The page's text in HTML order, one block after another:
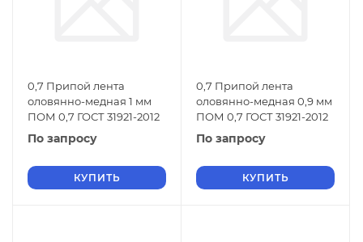
0,7 Припой лента
оловянно-медная 1 мм
ПОМ 0,7 ГОСТ 31921-2012
По запросу
КУПИТЬ
0,7 Припой лента
оловянно-медная 0,9 мм
ПОМ 0,7 ГОСТ 31921-2012
По запросу
КУПИТЬ